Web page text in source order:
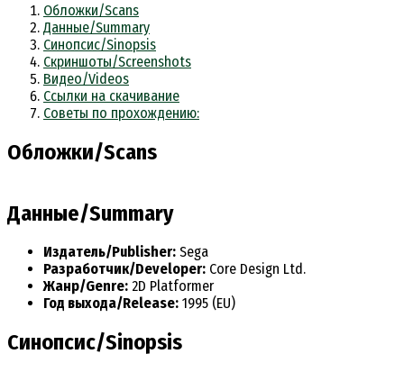
Обложки/Scans
Данные/Summary
Синопсис/Sinopsis
Скриншоты/Screenshots
Видео/Videos
Ссылки на скачивание
Советы по прохождению:
Обложки/Scans
Данные/Summary
Издатель/Publisher: Sega
Разработчик/Developer: Core Design Ltd.
Жанр/Genre: 2D Platformer
Год выхода/Release: 1995 (EU)
Синопсис/Sinopsis